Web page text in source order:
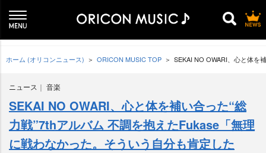
ホーム (オリコンニュース) ORICON MUSIC TOP SEKAI NO OWARI、心と体を
ニュース 音楽
SEKAI NO OWARI、心と体を補い合った“総
力戦”7thアルバム 不調を抱えたFukase「無理
に戦わなかった。そういう自分も肯定した